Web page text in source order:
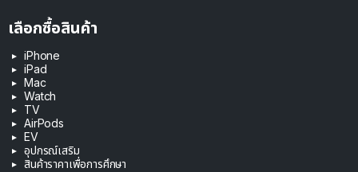
เลือกซื้อสินค้า
iPhone
iPad
Mac
Watch
TV
AirPods
EV
อุปกรณ์เสริม
สินค้าราคาเพื่อการศึกษา